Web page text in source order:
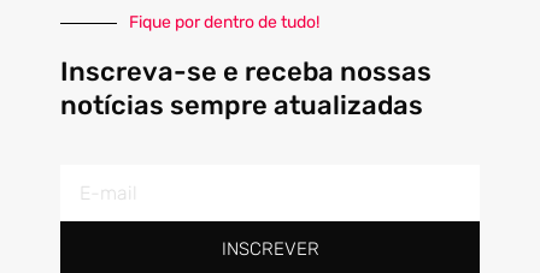
Fique por dentro de tudo!
Inscreva-se e receba nossas
notícias sempre atualizadas
mail
INSCREVER